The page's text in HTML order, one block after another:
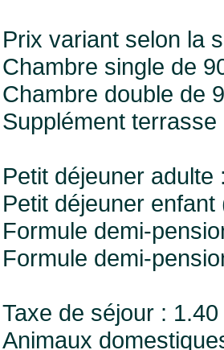
Prix variant selon la
Chambre single de
Chambre double de
Supplément
Petit déjeuner adulte
Petit déjeuner
Formule demi-
Formule demi-
Taxe de séjour :
Animaux